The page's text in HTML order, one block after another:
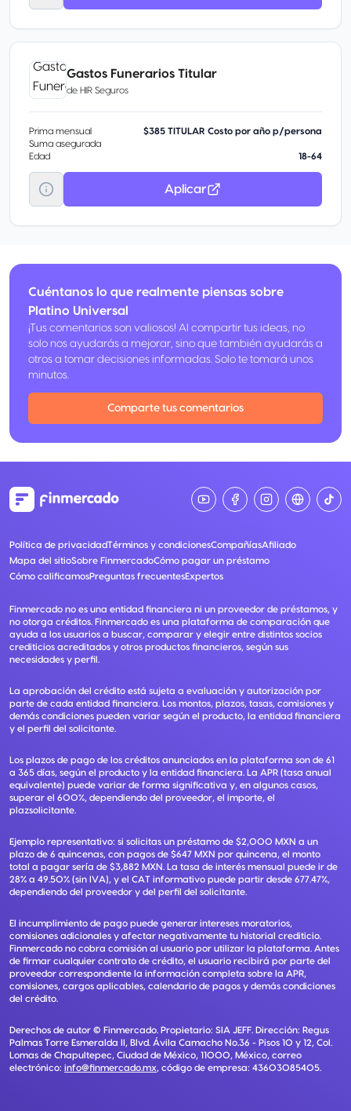
Gastos Funerarios Titular
de HIR Seguros
Prima mensual
$385 TITULAR Costo por año p/persona
Suma asegurada
Edad
18-64
Aplicar
Cuéntanos lo que realmente piensas sobre
Platino Universal
¡Tus comentarios son valiosos! Al compartir tus ideas, no
solo nos ayudarás a mejorar, sino que también ayudarás a
otros a tomar decisiones informadas. Solo te tomará unos
minutos.
Comparte tus comentarios
Política de privacidadTérminos y condicionesCompañíasAfiliado
Mapa del sitioSobre FinmercadoCómo pagar un préstamo
Cómo calificamosPreguntas frecuentesExpertos
Finmercado no es una entidad financiera ni un proveedor de préstamos, y
no otorga créditos. Finmercado es una plataforma de comparación que
ayuda a los usuarios a buscar, comparar y elegir entre distintos socios
crediticios acreditados y otros productos financieros, según sus
necesidades y perfil.
La aprobación del crédito está sujeta a evaluación y autorización por
parte de cada entidad financiera. Los montos, plazos, tasas, comisiones y
demás condiciones pueden variar según el producto, la entidad financiera
y el perfil del solicitante.
Los plazos de pago de los créditos anunciados en la plataforma son de 61
a 365 días, según el producto y la entidad financiera. La APR (tasa anual
equivalente) puede variar de forma significativa y, en algunos casos,
superar el 600%, dependiendo del proveedor, el importe, el
plazsolicitante.
Ejemplo representativo: si solicitas un préstamo de $2,000 MXN a un
plazo de 6 quincenas, con pagos de $647 MXN por quincena, el monto
total a pagar sería de $3,882 MXN. La tasa de interés mensual puede ir de
28% a 49.50% (sin IVA), y el CAT informativo puede partir desde 677.47%,
dependiendo del proveedor y del perfil del solicitante.
El incumplimiento de pago puede generar intereses moratorios,
comisiones adicionales y afectar negativamente tu historial crediticio.
Finmercado no cobra comisión al usuario por utilizar la plataforma. Antes
de firmar cualquier contrato de crédito, el usuario recibirá por parte del
proveedor correspondiente la información completa sobre la APR,
comisiones, cargos aplicables, calendario de pagos y demás condiciones
del crédito.
Derechos de autor © Finmercado. Propietario: SIA JEFF. Dirección: Regus
Palmas Torre Esmeralda II, Blvd. Ávila Camacho No.36 - Pisos 10 y 12, Col.
Lomas de Chapultepec, Ciudad de México, 11000, México, correo
electrónico: info@finmercado.mx, código de empresa: 43603085405.